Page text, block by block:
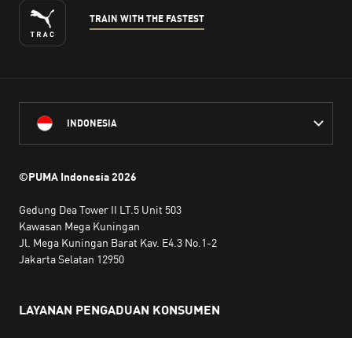
TRAIN WITH THE FASTEST
INDONESIA
©PUMA Indonesia2026
Gedung Dea Tower II LT.5 Unit 503
Kawasan Mega Kuningan
Jl. Mega Kuningan Barat Kav. E4.3 No.1-2
Jakarta Selatan 12950
LAYANAN PENGADUAN KONSUMEN